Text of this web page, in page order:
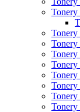
Tonery
Tonery
Tonery
Tonery
Tonery
Tonery
Tonery
Tonery
Tonery